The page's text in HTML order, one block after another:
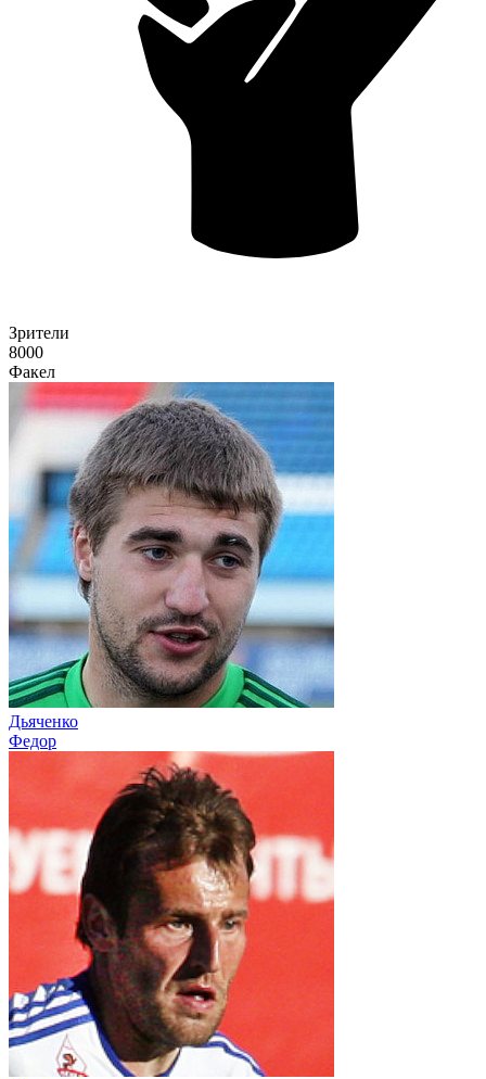
Зрители
8000
Факел
Дьяченко
Федор